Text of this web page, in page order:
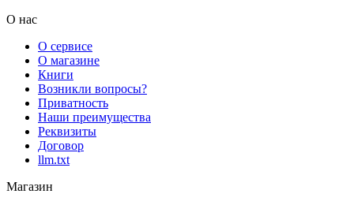
О нас
О сервисе
О магазине
Книги
Возникли вопросы?
Приватность
Наши преимущества
Реквизиты
Договор
llm.txt
Магазин